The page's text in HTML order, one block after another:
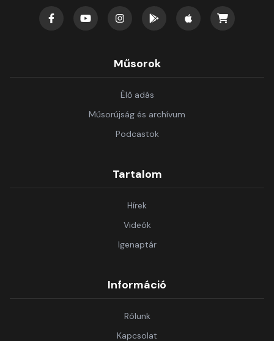
Műsorok
Élő adás
Műsorújság és archívum
Podcastok
Tartalom
Hírek
Videók
Igenaptár
Információ
Rólunk
Kapcsolat